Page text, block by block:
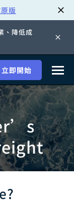
版
、降低成
立即開始